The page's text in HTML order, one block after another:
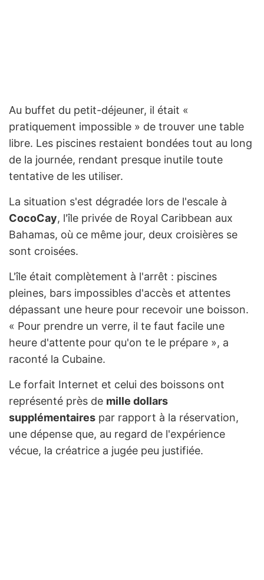
Au buffet du petit-déjeuner, il était «
pratiquement impossible » de trouver une table
libre. Les piscines restaient bondées tout au long
de la journée, rendant presque inutile toute
tentative de les utiliser.
La situation s'est dégradée lors de l'escale à
CocoCay, l'île privée de Royal Caribbean aux
Bahamas, où ce même jour, deux croisières se
sont croisées.
L'île était complètement à l'arrêt : piscines
pleines, bars impossibles d'accès et attentes
dépassant une heure pour recevoir une boisson.
« Pour prendre un verre, il te faut facile une
heure d'attente pour qu'on te le prépare », a
raconté la Cubaine.
Le forfait Internet et celui des boissons ont
représenté près de mille dollars
supplémentaires par rapport à la réservation,
une dépense que, au regard de l'expérience
vécue, la créatrice a jugée peu justifiée.